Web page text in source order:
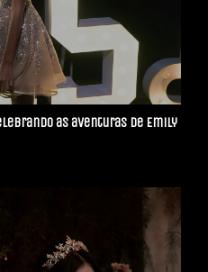
as aventuras de Emily